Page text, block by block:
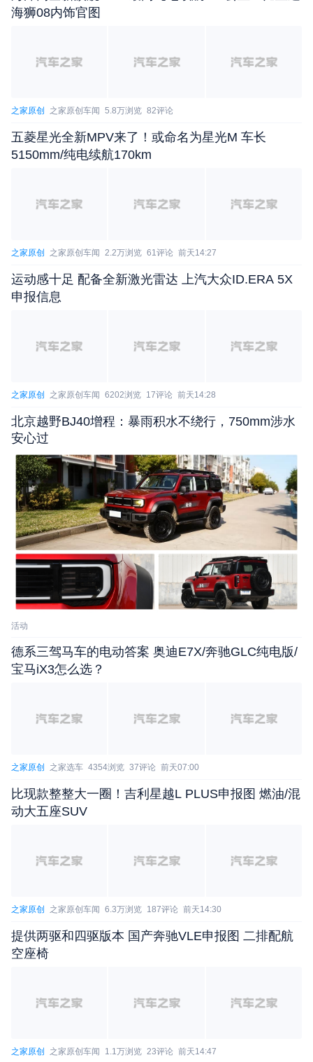
海狮08内饰官图
之家原创 之家原创车闻 5.8万浏览 82评论
五菱星光全新MPV来了！或命名为星光M 车长
5150mm/纯电续航170km
之家原创 之家原创车闻 2.2万浏览 61评论 前天14:27
运动感十足 配备全新激光雷达 上汽大众ID.ERA 5X
申报信息
之家原创 之家原创车闻 6202浏览 17评论 前天14:28
北京越野BJ40增程：暴雨积水不绕行，750mm涉水
安心过
活动
德系三驾马车的电动答案 奥迪E7X/奔驰GLC纯电版/
宝马iX3怎么选？
之家原创 之家选车 4354浏览 37评论 前天07:00
比现款整整大一圈！吉利星越L PLUS申报图 燃油/混
动大五座SUV
之家原创 之家原创车闻 6.3万浏览 187评论 前天14:30
提供两驱和四驱版本 国产奔驰VLE申报图 二排配航
空座椅
之家原创 之家原创车闻 1.1万浏览 23评论 前天14:47